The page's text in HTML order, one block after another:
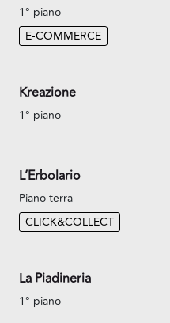
1° piano
E-COMMERCE
Kreazione
1° piano
L’Erbolario
Piano terra
CLICK&COLLECT
La Piadineria
1° piano